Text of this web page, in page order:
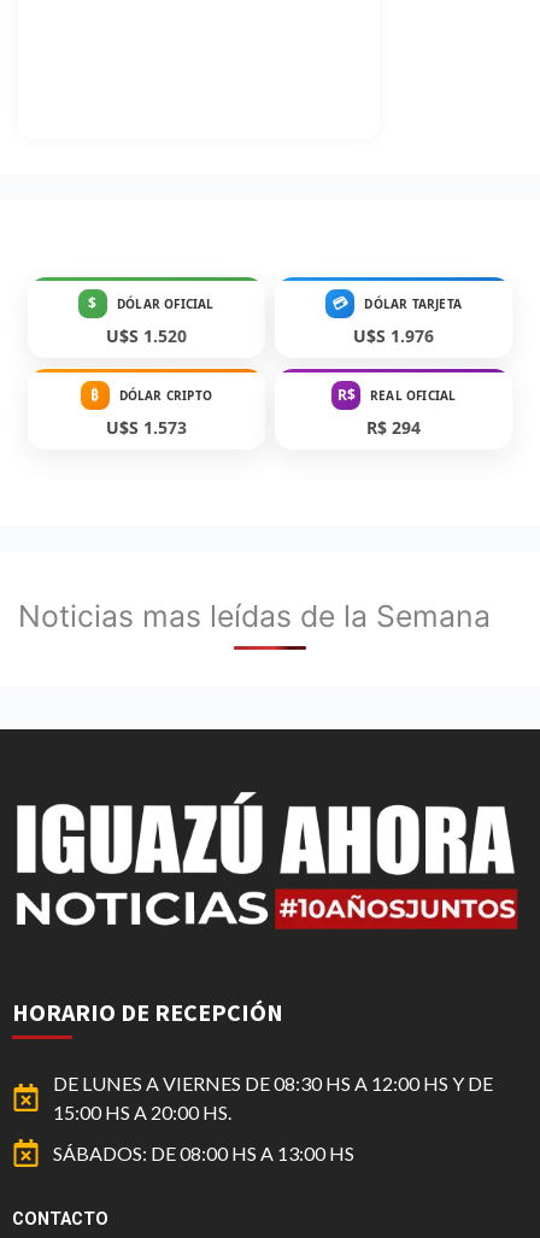
$ DÓLAR OFICIAL
U$S 1.520
💳 DÓLAR TARJETA
U$S 1.976
₿ DÓLAR CRIPTO
U$S 1.573
R$ REAL OFICIAL
R$ 294
Noticias mas leídas de la Semana
HORARIO DE RECEPCIÓN
DE LUNES A VIERNES DE 08:30 HS A 12:00 HS Y DE
15:00 HS A 20:00 HS.
SÁBADOS: DE 08:00 HS A 13:00 HS
CONTACTO